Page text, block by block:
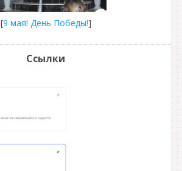
[9 мая! День Победы!]
Ссылки